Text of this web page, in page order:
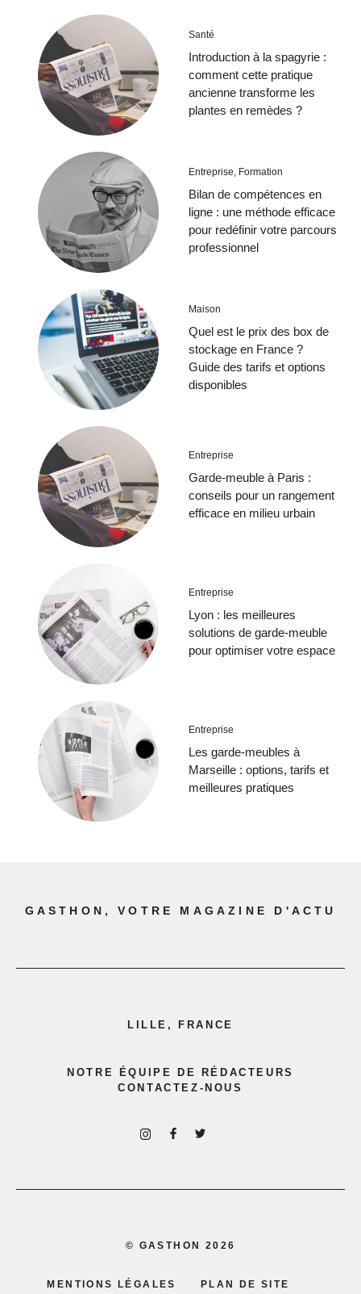
Santé
Introduction à la spagyrie :
comment cette pratique
ancienne transforme les
plantes en remèdes ?
Entreprise, Formation
Bilan de compétences en
ligne : une méthode efficace
pour redéfinir votre parcours
professionnel
Maison
Quel est le prix des box de
stockage en France ?
Guide des tarifs et options
disponibles
Entreprise
Garde-meuble à Paris :
conseils pour un rangement
efficace en milieu urbain
Entreprise
Lyon : les meilleures
solutions de garde-meuble
pour optimiser votre espace
Entreprise
Les garde-meubles à
Marseille : options, tarifs et
meilleures pratiques
GASTHON, VOTRE MAGAZINE D'ACTU
LILLE, FRANCE
NOTRE ÉQUIPE DE RÉDACTEURS
CONTACTEZ-NOUS
© GASTHON 2026
MENTIONS LÉGALES
PLAN DE SITE